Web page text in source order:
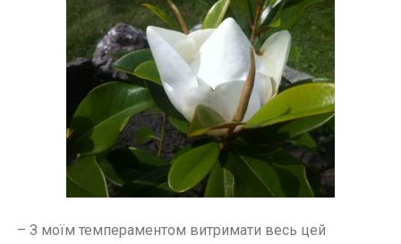
– З моїм темпераментом витримати весь цей